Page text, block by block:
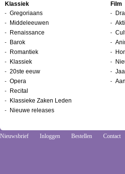
Klassiek
Gregoriaans
Middeleeuwen
Renaissance
Barok
Romantiek
Klassiek
20ste eeuw
Opera
Recital
Klassieke Zaken Leden
Nieuwe releases
Film
Nieuwsbrief Inloggen Bestellen Contact